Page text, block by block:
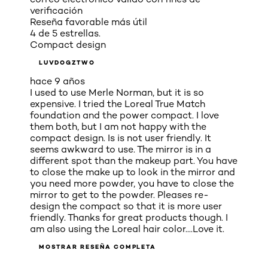
verificación
Reseña favorable más útil
4 de 5 estrellas.
Compact design
LUVDOGZTWO
hace 9 años
I used to use Merle Norman, but it is so
expensive. I tried the Loreal True Match
foundation and the power compact. I love
them both, but I am not happy with the
compact design. Is is not user friendly. It
seems awkward to use. The mirror is in a
different spot than the makeup part. You have
to close the make up to look in the mirror and
you need more powder, you have to close the
mirror to get to the powder. Pleases re-
design the compact so that it is more user
friendly. Thanks for great products though. I
am also using the Loreal hair color....Love it.
MOSTRAR RESEÑA COMPLETA